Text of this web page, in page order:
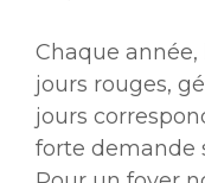
Chaque
jours rouges,
jours
forte demande